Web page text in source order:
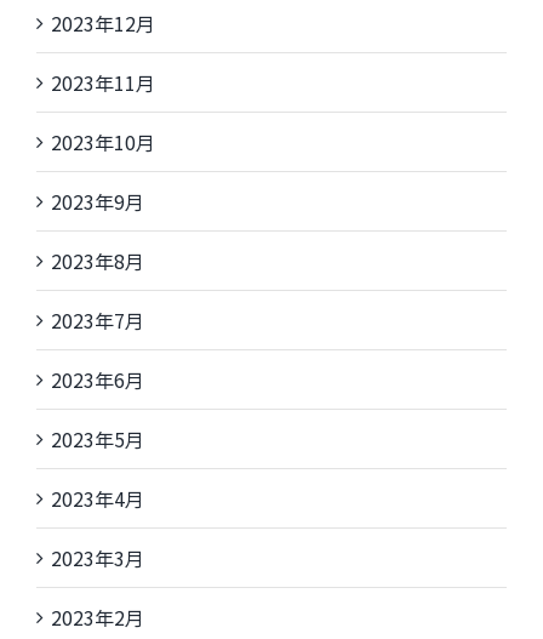
2023年12月
2023年11月
2023年10月
2023年9月
2023年8月
2023年7月
2023年6月
2023年5月
2023年4月
2023年3月
2023年2月